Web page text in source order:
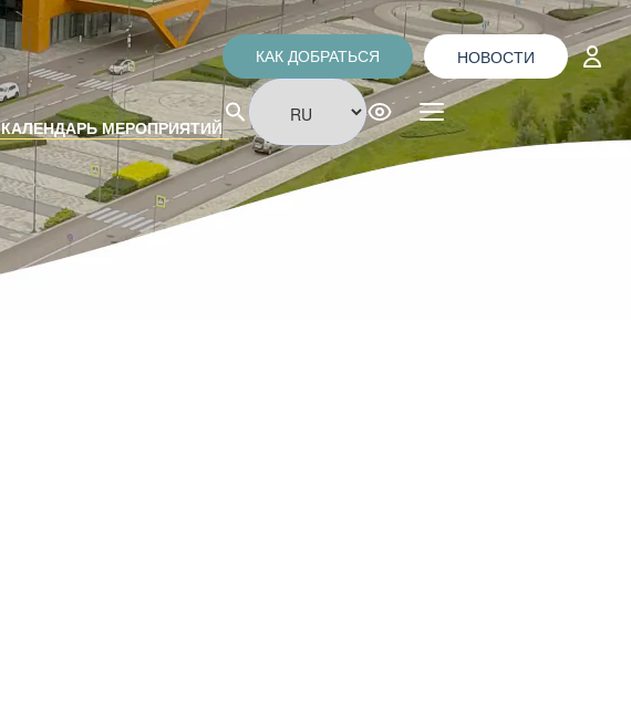
КАЛЕНДАРЬ МЕРОПРИЯТИЙ
КАК ДОБРАТЬСЯ НОВОСТИ